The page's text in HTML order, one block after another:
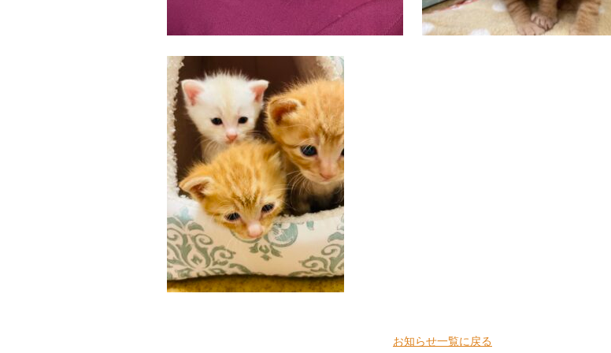
お知らせ一覧に戻る